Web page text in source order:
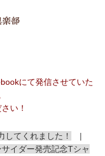
にて発信させていた
い！
してくれました！
|
イダー発売記念Tシャ